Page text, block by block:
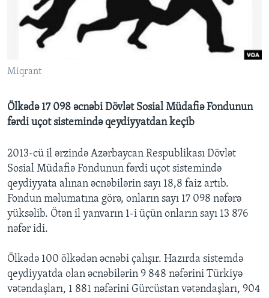
BIZI IZLƏYIN
Miqrant
Ölkədə 17 098 əcnəbi Dövlət Sosial Müdafiə Fondunun
fərdi uçot sistemində qeydiyyatdan keçib
2013-cü il ərzində Azərbaycan Respublikası Dövlət
Sosial Müdafiə Fondunun fərdi uçot sistemində
qeydiyyata alınan əcnəbilərin sayı 18,8 faiz artıb.
Fondun məlumatına görə, onların sayı 17 098 nəfərə
yüksəlib. Ötən il yanvarın 1-i üçün onların sayı 13 876
nəfər idi.
Ölkədə 100 ölkədən əcnəbi çalışır. Hazırda sistemdə
qeydiyyatda olan əcnəbilərin 9 848 nəfərini Türkiyə
vətəndaşları, 1 881 nəfərini Gürcüstan vətəndaşları, 904